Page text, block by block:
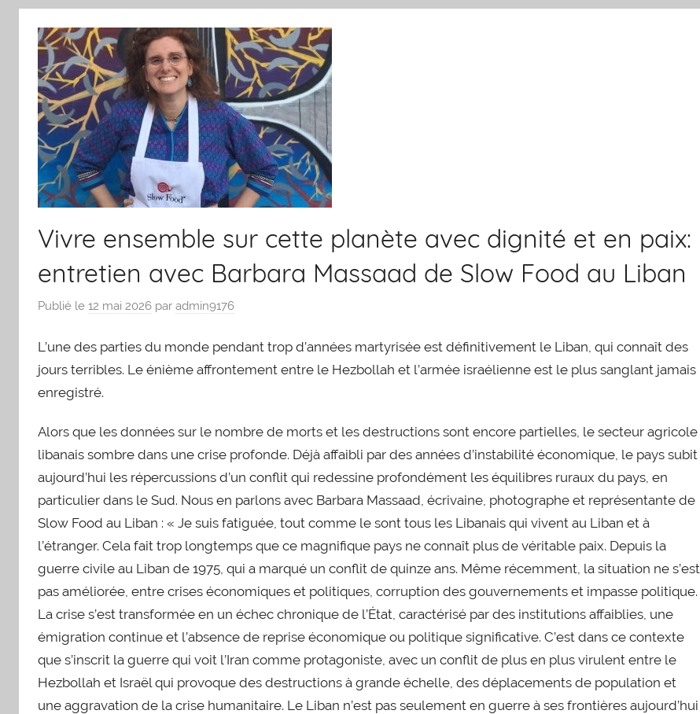
Vivre ensemble sur cette planète avec dignité et en paix:
entretien avec Barbara Massaad de Slow Food au Liban
Publié le 12 mai 2026 par admin9176
L’une des parties du monde pendant trop d’années martyrisée est définitivement le Liban, qui connaît des
jours terribles. Le énième affrontement entre le Hezbollah et l’armée israélienne est le plus sanglant jamais
enregistré.
Alors que les données sur le nombre de morts et les destructions sont encore partielles, le secteur agricole
libanais sombre dans une crise profonde. Déjà affaibli par des années d’instabilité économique, le pays subit
aujourd’hui les répercussions d’un conflit qui redessine profondément les équilibres ruraux du pays, en
particulier dans le Sud. Nous en parlons avec Barbara Massaad, écrivaine, photographe et représentante de
Slow Food au Liban : « Je suis fatiguée, tout comme le sont tous les Libanais qui vivent au Liban et à
l’étranger. Cela fait trop longtemps que ce magnifique pays ne connaît plus de véritable paix. Depuis la
guerre civile au Liban de 1975, qui a marqué un conflit de quinze ans. Même récemment, la situation ne s’est
pas améliorée, entre crises économiques et politiques, corruption des gouvernements et impasse politique.
La crise s’est transformée en un échec chronique de l’État, caractérisé par des institutions affaiblies, une
émigration continue et l’absence de reprise économique ou politique significative. C’est dans ce contexte
que s’inscrit la guerre qui voit l’Iran comme protagoniste, avec un conflit de plus en plus virulent entre le
Hezbollah et Israël qui provoque des destructions à grande échelle, des déplacements de population et
une aggravation de la crise humanitaire. Le Liban n’est pas seulement en guerre à ses frontières aujourd’hui